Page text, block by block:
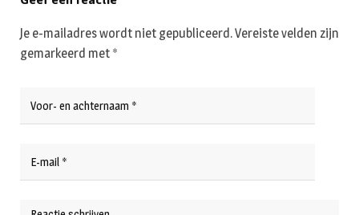
Je e-mailadres wordt niet gepubliceerd.Vereiste velden zijn
gemarkeerd met *